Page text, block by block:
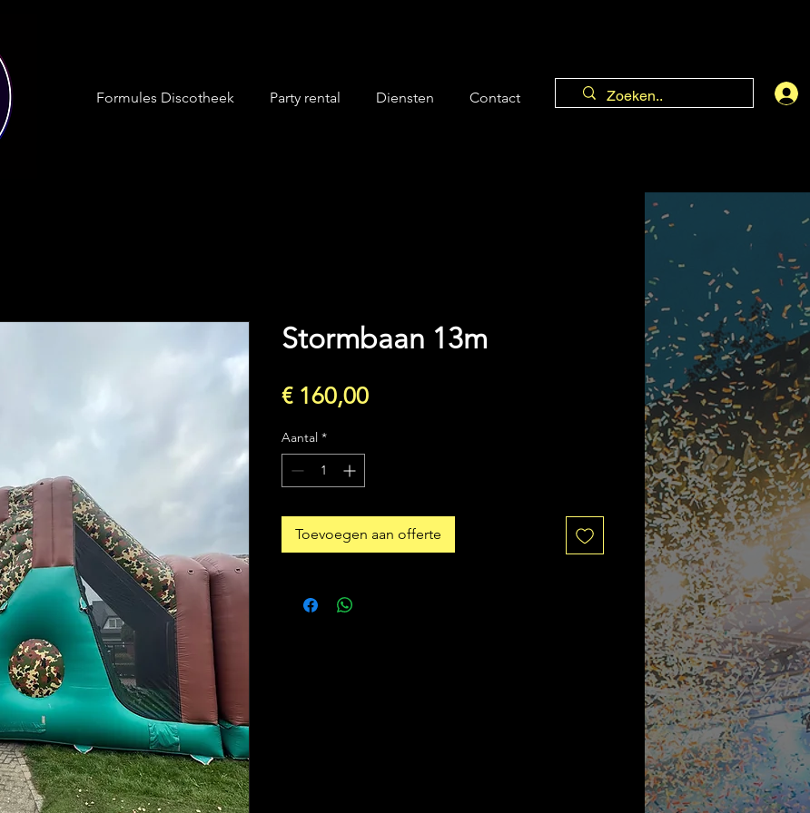
Formules Discotheek Party rental Diensten Contact
Stormbaan 13m
€ 160,00Prijs
Aantal *
Toevoegen aan offerte